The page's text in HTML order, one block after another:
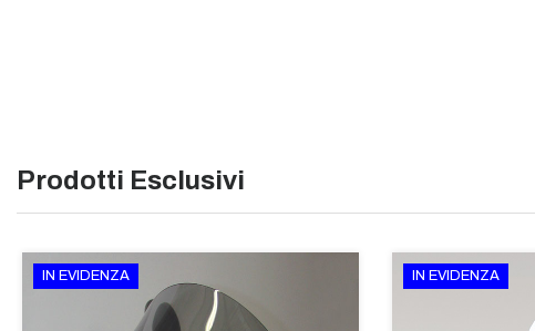
Prodotti Esclusivi
IN EVIDENZA IN EVIDENZA